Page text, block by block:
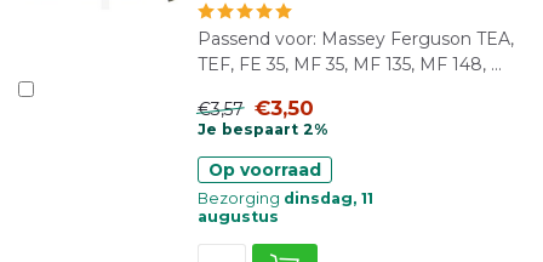
Passend voor: Massey Ferguson TEA,
TEF, FE 35, MF 35, MF 135, MF 148, ...
€3,57 €3,50
Je bespaart 2%
Op voorraad
Bezorging dinsdag, 11
augustus